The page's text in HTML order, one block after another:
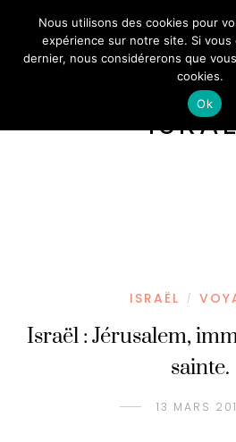
ISRAËL /
Israël : Jérusalem,
sainte.
13 MARS
Nous utilisons des cookies pour
expérience sur notre site. Si
dernier, nous considérerons que
cookies.
Ok